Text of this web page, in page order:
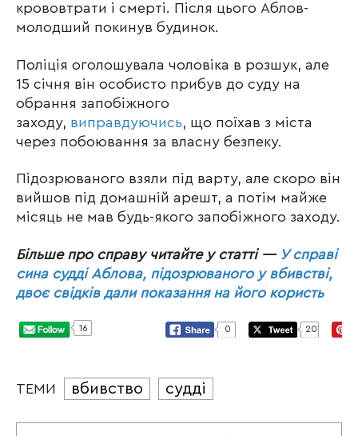
крововтрати і смерті. Після цього Аблов-
молодший покинув будинок.
Поліція оголошувала чоловіка в розшук, але
15 січня він особисто прибув до суду на
обрання запобіжного
заходу, виправдуючись, що поїхав з міста
через побоювання за власну безпеку.
Підозрюваного взяли під варту, але скоро він
вийшов під домашній арешт, а потім майже
місяць не мав будь-якого запобіжного заходу.
Більше про справу читайте у статті — У справі
сина судді Аблова, підозрюваного у вбивстві,
двоє свідків дали показання на його користь
16 0 20
ТЕМИ вбивство судді